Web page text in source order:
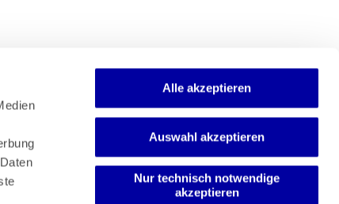
Alle akzeptieren
Auswahl akzeptieren
Nur technisch notwendige
akzeptieren
Center